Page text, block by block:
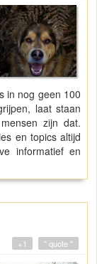
in nog geen 100
laat staan
zijn dat.
en topics altijd
informatief en
" quote "
+1